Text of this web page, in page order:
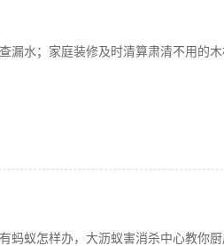
漏水；家庭装修及时清算肃清不用的
蚂蚁怎样办，大沥蚁害消杀中心教你